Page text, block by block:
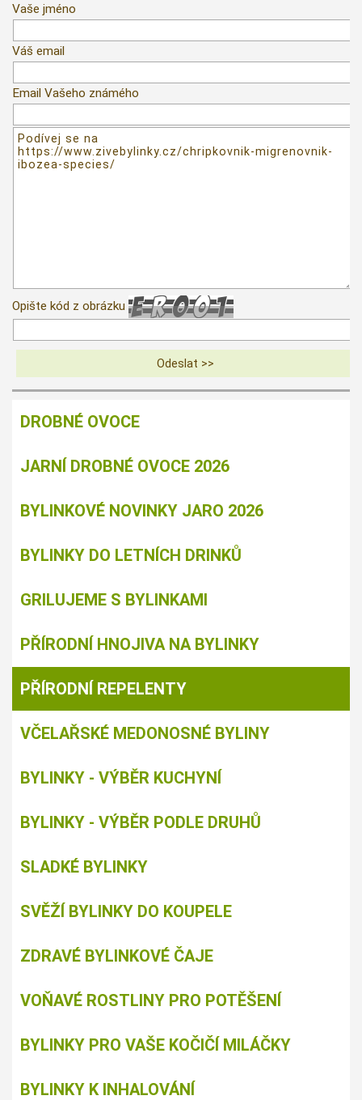
Vaše jméno
Váš email
Email Vašeho známého
Opište kód z obrázku
DROBNÉ OVOCE
JARNÍ DROBNÉ OVOCE 2026
BYLINKOVÉ NOVINKY JARO 2026
BYLINKY DO LETNÍCH DRINKŮ
GRILUJEME S BYLINKAMI
PŘÍRODNÍ HNOJIVA NA BYLINKY
PŘÍRODNÍ REPELENTY
VČELAŘSKÉ MEDONOSNÉ BYLINY
BYLINKY - VÝBĚR KUCHYNÍ
BYLINKY - VÝBĚR PODLE DRUHŮ
SLADKÉ BYLINKY
SVĚŽÍ BYLINKY DO KOUPELE
ZDRAVÉ BYLINKOVÉ ČAJE
VOŇAVÉ ROSTLINY PRO POTĚŠENÍ
BYLINKY PRO VAŠE KOČIČÍ MILÁČKY
BYLINKY K INHALOVÁNÍ